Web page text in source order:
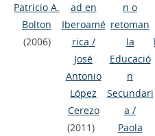
Patricio A.
Bolton
(2006)
ad en
Iberoamé
rica /
José
Antonio
López
Cerezo
(2011)
n o
retoman
la
Educació
n
Secundari
a /
Paola